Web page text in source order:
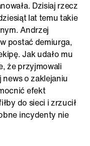
Dzisiaj rzecz
lat temu takie
Andrzej
postać demiurga,
Jak udało mu
że przyjmowali
o zaklejaniu
efekt
do sieci i zrzucił
incydenty nie